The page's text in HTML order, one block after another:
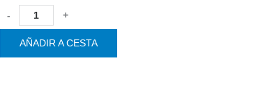
- +
AÑADIR A CESTA